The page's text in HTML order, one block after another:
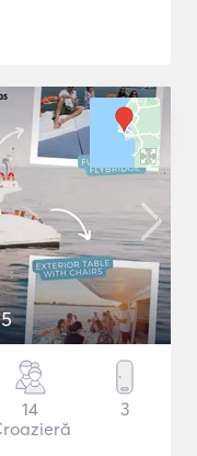
14
3